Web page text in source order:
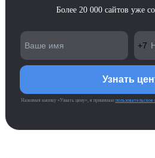
Более 20 000 сайтов уже
Нажимая кнопку «Узнать цену», я принимаю пользовательское